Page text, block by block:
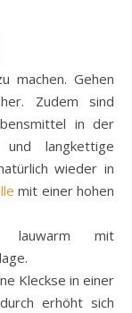
Zudem sind
in der
langkettige
wieder in
mit einer hohen
lauwarm mit
Kleckse in einer
erhöht sich